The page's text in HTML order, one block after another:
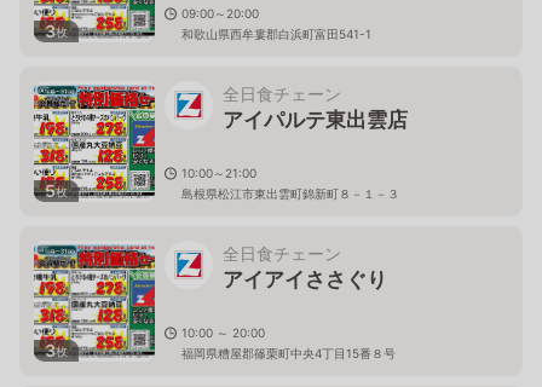
3枚
09:00～20:00
和歌山県西牟婁郡白浜町富田541-1
5枚
全日食チェーン
アイパルテ東出雲店
10:00～21:00
島根県松江市東出雲町錦新町８－１－３
3枚
全日食チェーン
アイアイささぐり
10:00 ～ 20:00
福岡県糟屋郡篠栗町中央4丁目15番８号